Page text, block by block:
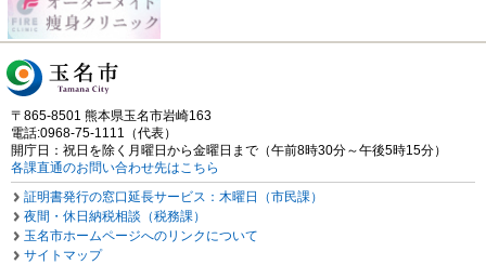
〒865-8501 熊本県玉名市岩崎163
電話:0968-75-1111（代表）
開庁日：祝日を除く月曜日から金曜日まで（午前8時30分～午後5時15分）
各課直通のお問い合わせ先はこちら
証明書発行の窓口延長サービス：木曜日（市民課）
夜間・休日納税相談（税務課）
玉名市ホームページへのリンクについて
サイトマップ